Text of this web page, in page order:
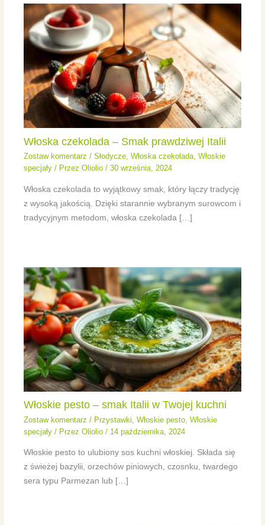
Włoska czekolada – Smak prawdziwej Italii
Zostaw komentarz /Słodycze ,Włoska czekolada ,Włoskie
specjały / Przez Oliolio/30 września, 2024
Włoska czekolada to wyjątkowy smak, który łączy tradycję
z wysoką jakością. Dzięki starannie wybranym surowcom i
tradycyjnym metodom, włoska czekolada […]
Włoskie pesto – smak Italii w Twojej kuchni
Zostaw komentarz / Przystawki ,Włoskie pesto ,Włoskie
specjały / Przez Oliolio/ 14 października, 2024
Włoskie pesto to ulubiony sos kuchni włoskiej. Składa się
z świeżej bazylii, orzechów piniowych, czosnku, twardego
sera typu Parmezan lub […]